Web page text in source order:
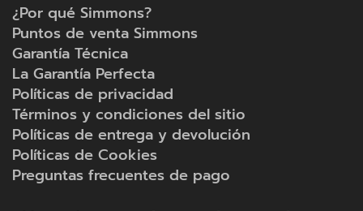
¿Por qué Simmons?
Puntos de venta Simmons
Garantía Técnica
La Garantía Perfecta
Políticas de privacidad
Términos y condiciones del sitio
Políticas de entrega y devolución
Políticas de Cookies
Preguntas frecuentes de pago